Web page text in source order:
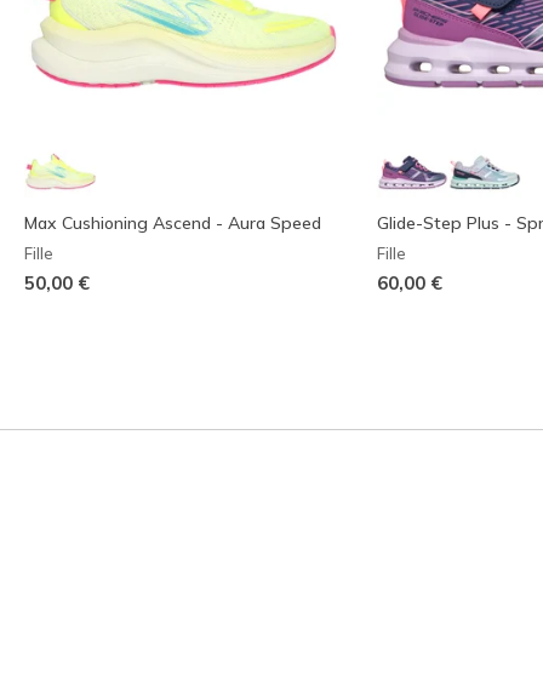
Max Cushioning Ascend - Aura Speed
Fille
50,00 €
Glide-Step Plus -
Fille
60,00 €